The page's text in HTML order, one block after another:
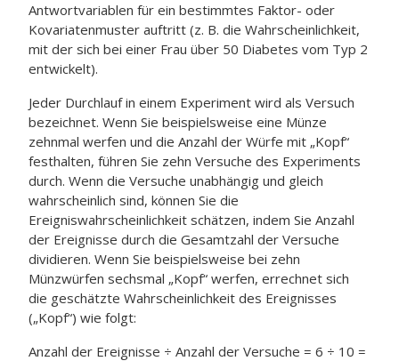
Antwortvariablen für ein bestimmtes Faktor- oder
Kovariatenmuster auftritt (z. B. die Wahrscheinlichkeit,
mit der sich bei einer Frau über 50 Diabetes vom Typ 2
entwickelt).
Jeder Durchlauf in einem Experiment wird als Versuch
bezeichnet. Wenn Sie beispielsweise eine Münze
zehnmal werfen und die Anzahl der Würfe mit „Kopf“
festhalten, führen Sie zehn Versuche des Experiments
durch. Wenn die Versuche unabhängig und gleich
wahrscheinlich sind, können Sie die
Ereigniswahrscheinlichkeit schätzen, indem Sie Anzahl
der Ereignisse durch die Gesamtzahl der Versuche
dividieren. Wenn Sie beispielsweise bei zehn
Münzwürfen sechsmal „Kopf“ werfen, errechnet sich
die geschätzte Wahrscheinlichkeit des Ereignisses
(„Kopf“) wie folgt:
Anzahl der Ereignisse ÷ Anzahl der Versuche = 6 ÷ 10 =